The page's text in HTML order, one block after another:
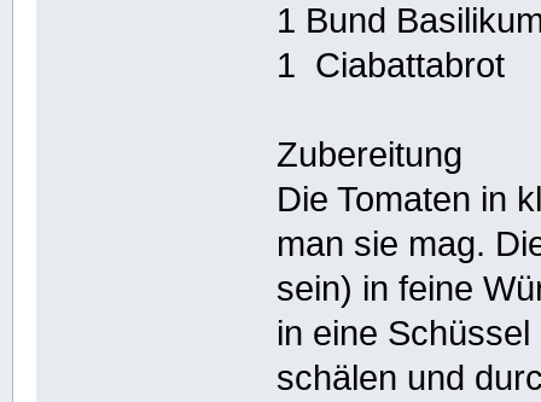
1 Bund
1 Ciabattabrot
Zubereitung
Die Tomaten in
man sie mag.
sein) in feine
in eine
schälen und